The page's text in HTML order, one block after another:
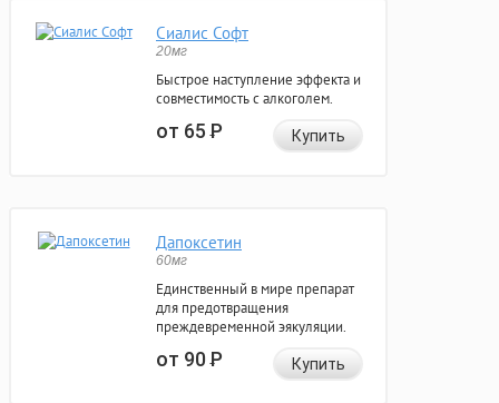
Сиалис Софт
20мг
Быстрое наступление эффекта и
совместимость с алкоголем.
от 65Р Купить
Дапоксетин
60мг
Единственный в мире препарат
для предотвращения
преждевременной эякуляции.
от 90Р Купить